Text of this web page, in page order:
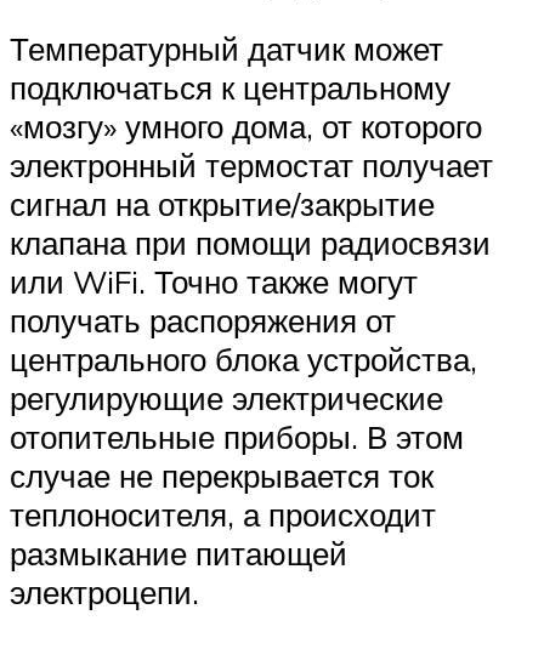
Температурный датчик может
подключаться к центральному
«мозгу» умного дома, от которого
электронный термостат получает
сигнал на открытие/закрытие
клапана при помощи радиосвязи
или WiFi. Точно также могут
получать распоряжения от
центрального блока устройства,
регулирующие электрические
отопительные приборы. В этом
случае не перекрывается ток
теплоносителя, а происходит
размыкание питающей
электроцепи.